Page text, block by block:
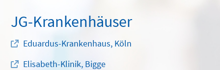
JG-Krankenhäuser
Eduardus-Krankenhaus, Köln
Elisabeth-Klinik, Bigge